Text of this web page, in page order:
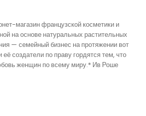
магазин французской косметики и
на основе натуральных растительных
— семейный бизнес на протяжении вот
создатели по праву гордятся тем, что
женщин по всему миру.* Ив Роше